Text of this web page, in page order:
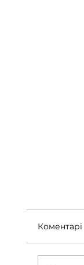
Коментарі